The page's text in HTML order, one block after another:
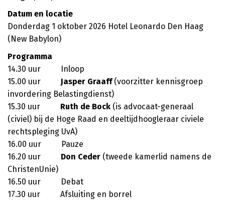
Datum en locatie
Donderdag 1 oktober 2026 Hotel Leonardo Den Haag
(New Babylon)
Programma
14.30 uur Inloop
15.00 uur Jasper Graaff(voorzitter kennisgroep
invordering Belastingdienst)
15.30 uur Ruth de Bock (is advocaat-generaal
(civiel) bij de Hoge Raad en deeltijdhoogleraar civiele
rechtspleging UvA)
16.00 uur Pauze
16.20 uur Don Ceder (tweede kamerlid namens de
ChristenUnie)
16.50 uur Debat
17.30 uur Afsluiting en borrel